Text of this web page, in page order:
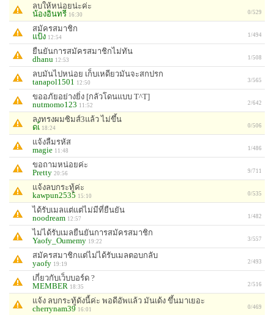
ลบให้หน่อยน่ะค่ะ
น้องอินทรี 16:30 0/529
สมัครสมาชิก
แป้ง 12:54 1/494
ยืนยันการสมัครสมาชิกไม่ทัน
dhanu 12:53 1/508
ลบมันไปหน่อย เก็บเหดียวมันจะสกปรก
tanapol1501
12:50 3/565
ขออภัยอย่างยิ่ง [กลัวโดนแบบ T^T]
nutmomo123 11:52 2/642
ลงทรงผมซิมส์3แล้ว ไม่ขึ้น
ดเ้ 18:24 0/506
แจ้งลืมรหัส
magie 11:48 1/486
ขอถามหน่อยค่ะ
Pretty 20:56 9/711
แจ้งลบกระทู้ค่ะ
kawpun2535 15:10 0/535
ได้รับเมลแต่แต่ไม่มีที่ยืนยัน
noodream 12:57 1/482
ไม่ได้รับเมลยืนยันการสมัครสมาชิก
Yaofy_Oumemy 19:22 3/557
สมัครสมาชิกแต่ไม่ได้รับเมลตอบกลับ
yaofy 19:19 2/493
เกี่ยวกับเว็บบอร์ด ?
MEMBER 18:35 2/516
แจ้ง ลบกระทู้ดังนี้ค่ะ พอดีอัพแล้ว มันเด้ง ขึ้นมาเยอะ
cherrynam39 16:01 0/469